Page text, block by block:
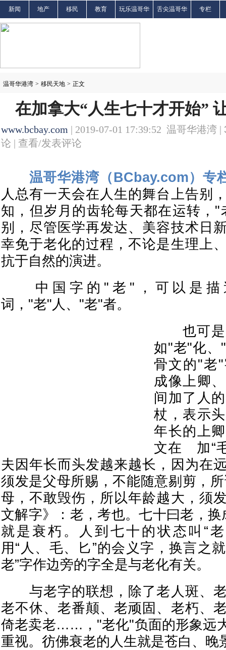
新闻 地产 移民 教育 玩乐温哥华 舌尖温哥华 专栏
温哥华港湾 > 移民天地 > 正文
在加拿大“人生七十才开始”
www.bcbay.com | 2019-07-01 17:39:52 温哥华港湾 |
论 | 查看/发表评论
温哥华港湾（BCbay.com）专
人总有一天会在人生的舞台上告别
知，但岁月的齿轮每天都在运转，
别，尽管医学再发达、美容技术日
幸免于老化的过程，不论是生理上
抗于自然的演进。
中国字的"老"，可以是描
词，"老"人、"老"者。
也可是
如"老"化、
骨文的"老
成像上卿
间加了人
杖，表示
年长的上
文在 加“
夫因年长而头发越来越长，因为在
须发是父母所赐，不能随意剔剪，
母，不敢毁伤，所以年龄越大，须
文解字》：老，考也。七十曰老，
就是衰朽。人到七十的状态叫“
用“人、毛、匕”的会义字，换言之
老”字作边旁的字全是与老化有关。
与老字的联想，除了老人斑、老
老不休、老番颠、老顽固、老朽、
倚老卖老……，"老化"负面的形象远
重视。彷佛衰老的人生就是苍白、晚